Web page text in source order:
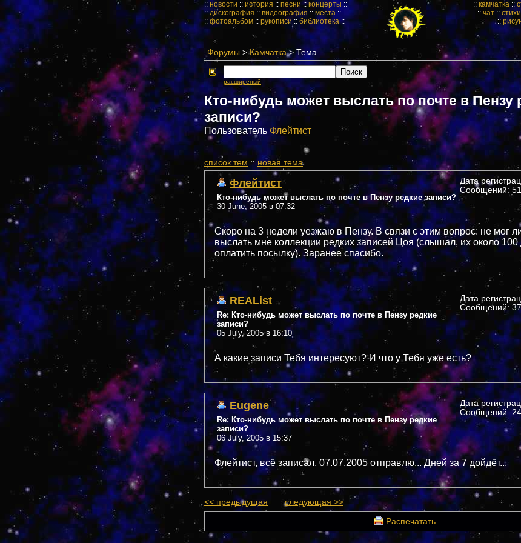
:: новости :: история :: песни::концерты ::
::дискография :: видеография :: места ::
:: фотоальбом :: рукописи :: библиотека::
:: камчатка ::
:: чат ::
::
Форумы >Камчатка> Тема
расширеный
Кто-нибудь может выслать по почте в Пензу
записи?
Пользователь Флейтист
cписок тем ::новая тема
Флейтист
Кто-нибудь может выслать по почте в Пензу редкие записи?
30 June, 2005 в 07:32
Дата
Сообщений:
Скоро на 3 недели уезжаю в Пензу. В связи с этим вопрос: не мог
выслать мне коллекции редких записей Цоя (слышал, их около 100
оплатить посылку). Заранее спасибо.
REAList
Re: Кто-нибудь может выслать по почте в Пензу редкие
записи?
05 July, 2005 в 16:10
Дата
Сообщений:
А какие записи Тебя интересуют? И что у Тебя уже есть?
Eugene
Re: Кто-нибудь может выслать по почте в Пензу редкие
записи?
06 July, 2005 в 15:37
Дата
Сообщений:
Флейтист, всё записал, 07.07.2005 отправлю... Дней за 7 дойдёт...
<< предыдущая следующая >>
Распечатать